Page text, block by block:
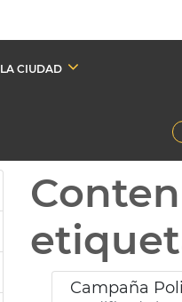
LA CIUDAD
Campaña